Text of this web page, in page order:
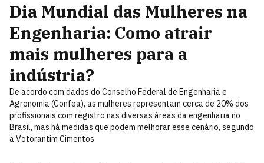
Dia Mundial das Mulheres na
Engenharia: Como atrair
mais mulheres para a
indústria?
De acordo com dados do Conselho Federal de Engenharia e
Agronomia (Confea), as mulheres representam cerca de 20% dos
profissionais com registro nas diversas áreas da engenharia no
Brasil, mas há medidas que podem melhorar esse cenário, segundo
a Votorantim Cimentos